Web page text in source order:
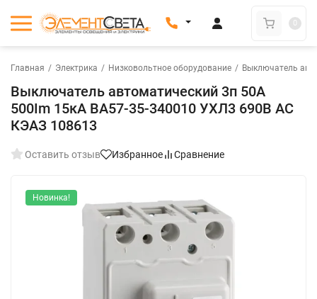
0
Главная / Электрика / Низковольтное оборудование / Выключатель
Выключатель автоматический 3п 50А
500Im 15кА ВА57-35-340010 УХЛ3 690В AC
КЭАЗ 108613
Оставить отзыв Избранное Сравнение
Новинка!